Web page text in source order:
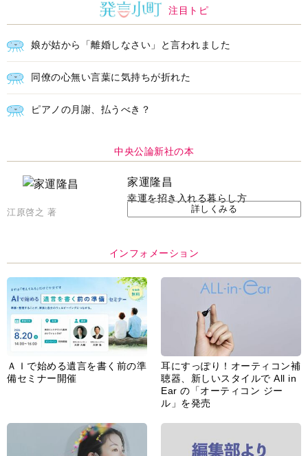
注目トピ
娘が姑から「離婚しなさい」と言われました
同僚の心無い言葉に気持ちが折れた
ピアノの月謝、払うべき？
中央公論新社の本
家運隆昌
幸運を招き入れる暮らし方
江原啓之 著 詳しくみる
インフォメーション
ＡＩで始める遺言を書く前の準
備セミナー開催
耳にすっぽり！オーティコン補
聴器、新しいスタイルで All in
Ear の「オーティコン ジー
ル」を発売